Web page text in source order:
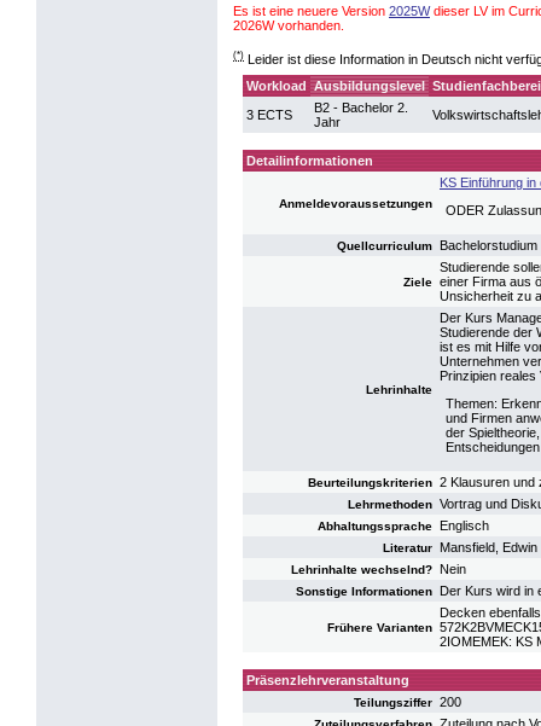
Es ist eine neuere Version 2025Wdieser LV im
2026W vorhanden.
(*) Leider ist diese Information in Deutsch nicht
Workload Ausbildungslevel
3 ECTS
B2 - Bachelor 2.
Jahr
Detailinformationen
Anmeldevoraussetzungen
KS Einführung
ODER
Quellcurriculum
Ziele
Studierende
einer Firma aus
Unsicherheit zu
Lehrinhalte
Der Kurs
Studierende der
ist es mit Hilfe
Unternehmen
Prinzipien
Themen:
und Firmen
der
Beurteilungskriterien 2 Klausuren und
Lehrmethoden Vortrag und
Abhaltungssprache Englisch
Literatur Mansfield,
Lehrinhalte wechselnd? Nein
Sonstige Informationen Der Kurs wird in
Frühere Varianten
Decken
2IOMEMEK: KS
Präsenzlehrveranstaltung
Teilungsziffer 200